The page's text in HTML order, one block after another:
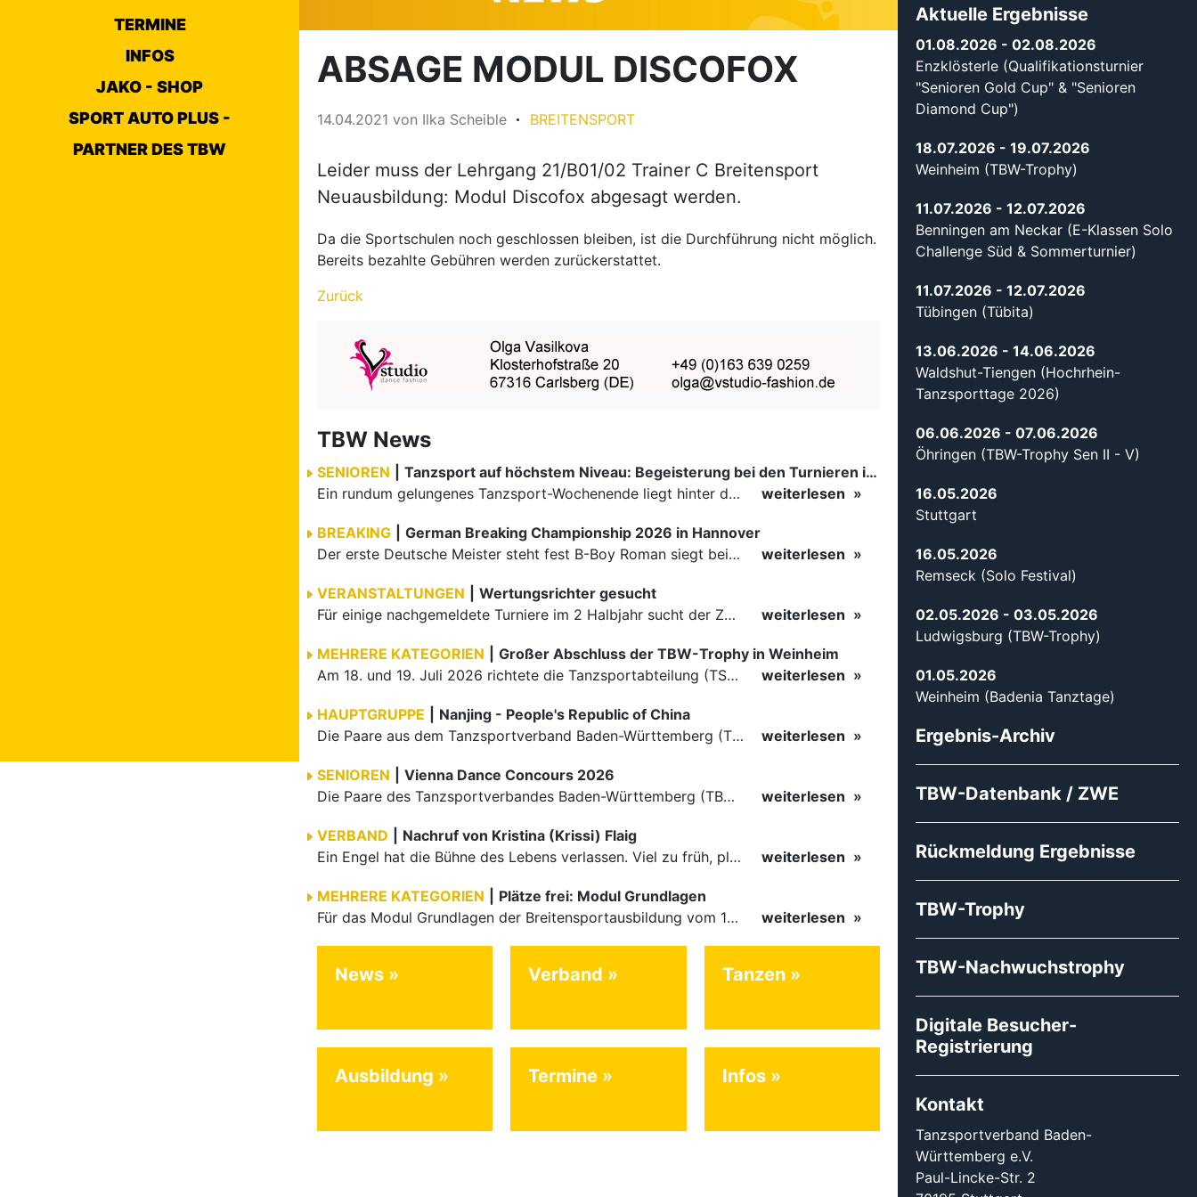
TERMINE
INFOS
JAKO - SHOP
SPORT AUTO PLUS -
PARTNER DES TBW
ABSAGE MODUL DISCOFOX
14.04.2021 von Ilka Scheible BREITENSPORT
Leider muss der Lehrgang 21/B01/02 Trainer C Breitensport
Neuausbildung: Modul Discofox abgesagt werden.
Da die Sportschulen noch geschlossen bleiben, ist die Durchführung nicht möglich.
Bereits bezahlte Gebühren werden zurückerstattet.
Zurück
TBW News
SENIOREN
Tanzsport auf höchstem Niveau: Begeisterung bei den Turnieren in…
Ein rundum gelungenes Tanzsport-Wochenende liegt hinter den Paaren und Organisatoren in Enzklösterle. Am 1. und 2. August 2026 verwandelte sich die Festhalle wieder in einen lebendigen Mittelpunkt des…
weiterlesen
BREAKING
German Breaking Championship 2026 in Hannover
Der erste Deutsche Meister steht fest B-Boy Roman siegt bei den Juniors
weiterlesen
VERANSTALTUNGEN
Wertungsrichter gesucht
Für einige nachgemeldete Turniere im 2 Halbjahr sucht der ZWE noch Wertungsrichter.
weiterlesen
MEHRERE KATEGORIEN
Großer Abschluss der TBW-Trophy in Weinheim
Am 18. und 19. Juli 2026 richtete die Tanzsportabteilung (TSA) der TSG 1862 Weinheim das Abschlussturnier der diesjährigen TBW-Trophy-Serie aus. Zum traditionellen Saisonfinale kamen rund 400 Starts über…
weiterlesen
HAUPTGRUPPE
Nanjing - People's Republic of China
Die Paare aus dem Tanzsportverband Baden-Württemberg (TBW) haben beim hochklassig besetzten WDSF GrandSlam im chinesischen Nanjing wieder einmal auf internationalem Top-Niveau geglänzt. Das…
weiterlesen
SENIOREN
Vienna Dance Concours 2026
Die Paare des Tanzsportverbandes Baden-Württemberg (TBW) glänzten auf dem internationalen Parkett des Vienna Dance Concourse 2026 im Wiener Rathaus mit hervorragenden Platzierungen Ergebnisse unter: …
weiterlesen
VERBAND
Nachruf von Kristina (Krissi) Flaig
Ein Engel hat die Bühne des Lebens verlassen. Viel zu früh, plötzlich und für uns alle unfassbar, wurde unsere geliebte Kristina (Krissi) Flaig im Alter von 36 Jahren aus dem Leben gerissen. Das Tanzen…
weiterlesen
MEHRERE KATEGORIEN
Plätze frei: Modul Grundlagen
Für das Modul Grundlagen der Breitensportausbildung vom 10. bis 13. September an der Landessportschule Albstadt sind noch Plätze frei. Das Modul kann auch für den Lizenzerhalt (30 LE fachlich) genutzt…
weiterlesen
News Verband Tanzen
Ausbildung Termine Infos
Aktuelle Ergebnisse
01.08.2026 - 02.08.2026
Enzklösterle (Qualifikationsturnier
"Senioren Gold Cup" & "Senioren
Diamond Cup")
18.07.2026 - 19.07.2026
Weinheim (TBW-Trophy)
11.07.2026 - 12.07.2026
Benningen am Neckar (E-Klassen Solo
Challenge Süd & Sommerturnier)
11.07.2026 - 12.07.2026
Tübingen (Tübita)
13.06.2026 - 14.06.2026
Waldshut-Tiengen (Hochrhein-
Tanzsporttage 2026)
06.06.2026 - 07.06.2026
Öhringen (TBW-Trophy Sen II - V)
16.05.2026
Stuttgart
16.05.2026
Remseck (Solo Festival)
02.05.2026 - 03.05.2026
Ludwigsburg (TBW-Trophy)
01.05.2026
Weinheim (Badenia Tanztage)
Ergebnis-Archiv
TBW-Datenbank / ZWE
Rückmeldung Ergebnisse
TBW-Trophy
TBW-Nachwuchstrophy
Digitale Besucher-
Registrierung
Kontakt
Tanzsportverband Baden-
Württemberg e.V.
Paul-Lincke-Str. 2